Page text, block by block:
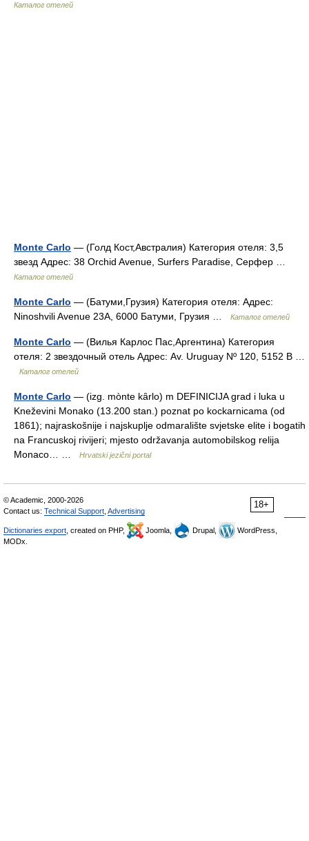
Каталог отелей
Monte Carlo — (Голд Кост,Австралия) Категория отеля: 3,5
звезд Адрес: 38 Orchid Avenue, Surfers Paradise, Серфер …
Каталог отелей
Monte Carlo — (Батуми,Грузия) Категория отеля: Адрес:
Ninoshvili Avenue 23A, 6000 Батуми, Грузия …
Каталог отелей
Monte Carlo — (Вилья Карлос Пас,Аргентина) Категория
отеля: 2 звездочный отель Адрес: Av. Uruguay Nº 120, 5152 В …
Каталог отелей
Monte Carlo — (izg. mònte kȃrlo) m DEFINICIJA grad i luka u
Kneževini Monako (13.200 stan.) poznat po kockarnicama (od
1861); najraskošnije i najskuplje odmaralište svjetske elite i bogatih
na Francuskoj rivijeri; mjesto održavanja automobilskog relija
Monaco… …
Hrvatski jezični portal
18+
© Academic, 2000-2026
Contact us: Technical Support Advertising
Dictionaries export , created on PHP, Joomla, Drupal,
WordPress,
MODx.